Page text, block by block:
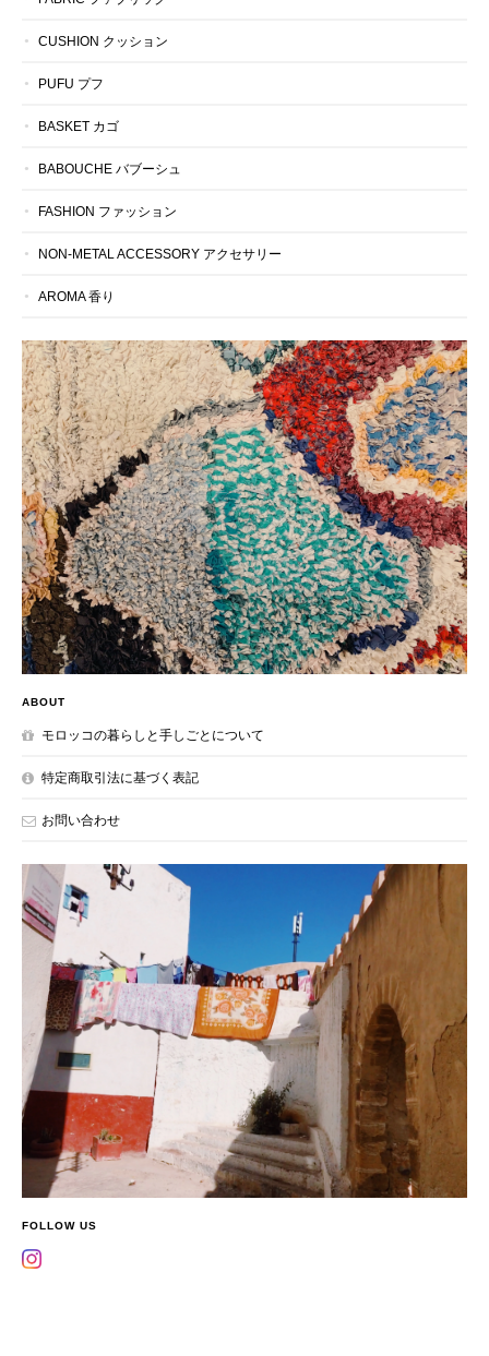
CUSHION クッション
PUFU プフ
BASKET カゴ
BABOUCHE バブーシュ
FASHION ファッション
NON-METAL ACCESSORY アクセサリー
AROMA 香り
ABOUT
モロッコの暮らしと手しごとについて
特定商取引法に基づく表記
お問い合わせ
FOLLOW US